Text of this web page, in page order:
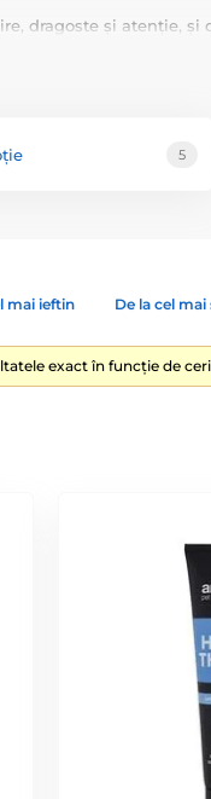
dragoste și atenție, și
5
mai ieftin De la cel
exact în funcție de